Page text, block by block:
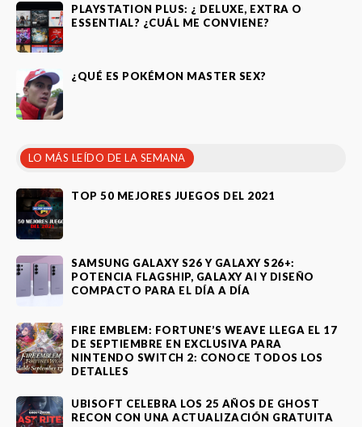
PLAYSTATION PLUS: ¿ DELUXE, EXTRA O
ESSENTIAL? ¿CUÁL ME CONVIENE?
¿QUÉ ES POKÉMON MASTER SEX?
LO MÁS LEÍDO DE LA SEMANA
TOP 50 MEJORES JUEGOS DEL 2021
SAMSUNG GALAXY S26 Y GALAXY S26+:
POTENCIA FLAGSHIP, GALAXY AI Y DISEÑO
COMPACTO PARA EL DÍA A DÍA
FIRE EMBLEM: FORTUNE’S WEAVE LLEGA EL 17
DE SEPTIEMBRE EN EXCLUSIVA PARA
NINTENDO SWITCH 2: CONOCE TODOS LOS
DETALLES
UBISOFT CELEBRA LOS 25 AÑOS DE GHOST
RECON CON UNA ACTUALIZACIÓN GRATUITA